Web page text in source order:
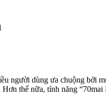
người dùng ưa chuộng bởi
thế nữa, tính năng